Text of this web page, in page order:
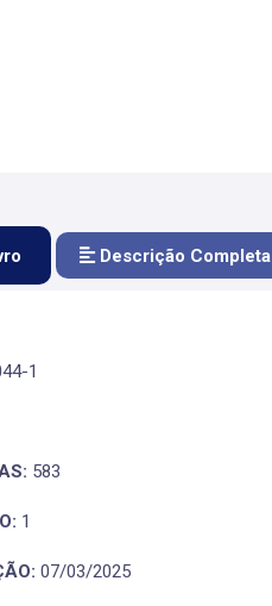
Descrição Completa
1
583
1
07/03/2025